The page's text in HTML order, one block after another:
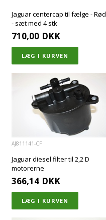
Jaguar centercap til fælge - Rød
- sæt med 4 stk
710,00 DKK
AJ811141-CF
Jaguar diesel filter til 2,2 D
motorerne
366,14 DKK